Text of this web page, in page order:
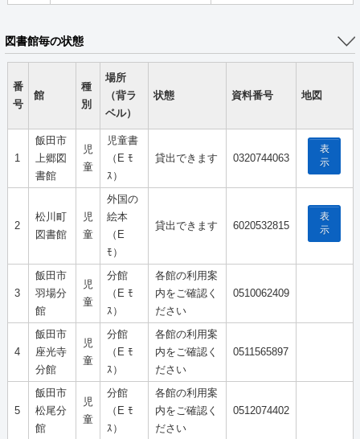
図書館毎の状態
番
号
館
種
別
場所
（背ラ
ベル）
状態 資料番号 地図
1
飯田市
上郷図
書館
児
童
児童書
（E ﾓ
ｽ）
貸出できます 0320744063
表
示
2
松川町
図書館
児
童
外国の
絵本
（E
ﾓ）
貸出できます 6020532815
表
示
3
飯田市
羽場分
館
児
童
分館
（E ﾓ
ｽ）
各館の利用案
内をご確認く
ださい
0510062409
4
飯田市
座光寺
分館
児
童
分館
（E ﾓ
ｽ）
各館の利用案
内をご確認く
ださい
0511565897
5
飯田市
松尾分
館
児
童
分館
（E ﾓ
ｽ）
各館の利用案
内をご確認く
ださい
0512074402